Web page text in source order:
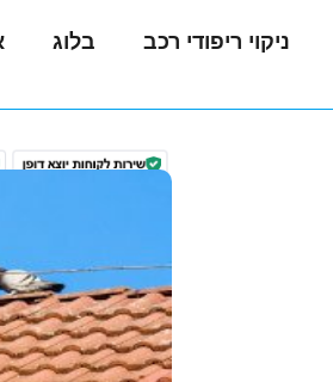
ניקוי ריפודי רכב בלוג
שירות
073-